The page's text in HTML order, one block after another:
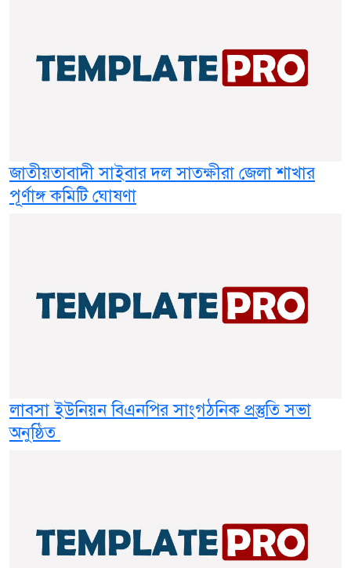
জাতীয়তাবাদী সাইবার দল সাতক্ষীরা জেলা শাখার
পূর্ণাঙ্গ কমিটি ঘোষণা
লাবসা ইউনিয়ন বিএনপির সাংগঠনিক প্রস্তুতি সভা
অনুষ্ঠিত